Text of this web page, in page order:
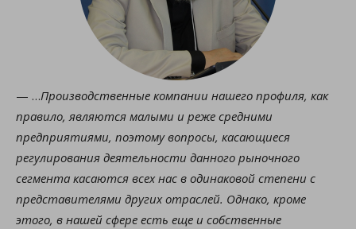
— …Производственные компании нашего профиля, как
правило, являются малыми и реже средними
предприятиями, поэтому вопросы, касающиеся
регулирования деятельности данного рыночного
сегмента касаются всех нас в одинаковой степени с
представителями других отраслей. Однако, кроме
этого, в нашей сфере есть еще и собственные